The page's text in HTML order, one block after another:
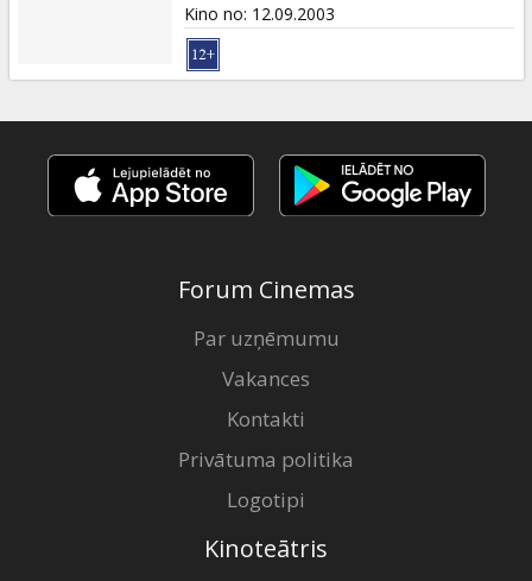
Kino no: 12.09.2003
Forum Cinemas
Par uzņēmumu
Vakances
Kontakti
Privātuma politika
Logotipi
Kinoteātris